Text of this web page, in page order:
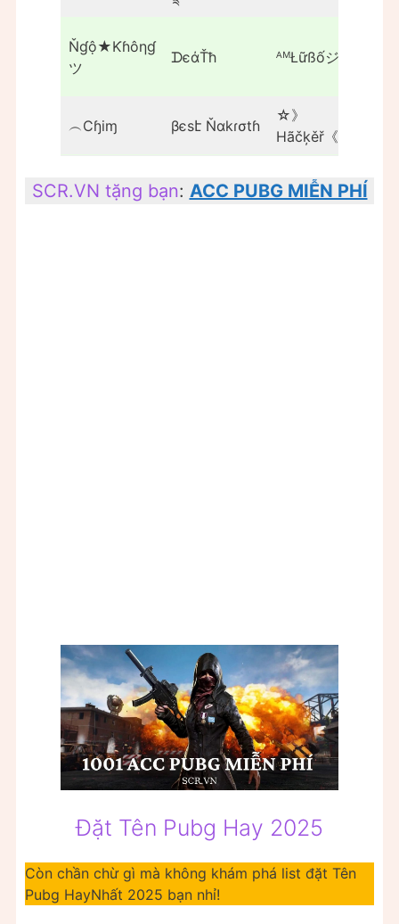
Ňɠộ★Ƙɦôηɠ
ツ
ᗪєάŤħ ᴬᴹŁữßốジ۵
︵Cɧiɱ βєsէ Ňαkɾσtɦ
☆》
Hãčķěř《☆
SCR.VN tặng bạn: ACC PUBG MIỄN PHÍ
Đặt Tên Pubg Hay 2025
Còn chần chừ gì mà không khám phá list đặt Tên
Pubg HayNhất 2025 bạn nhỉ!